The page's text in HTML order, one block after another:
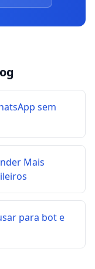
sem
Mais
para bot e